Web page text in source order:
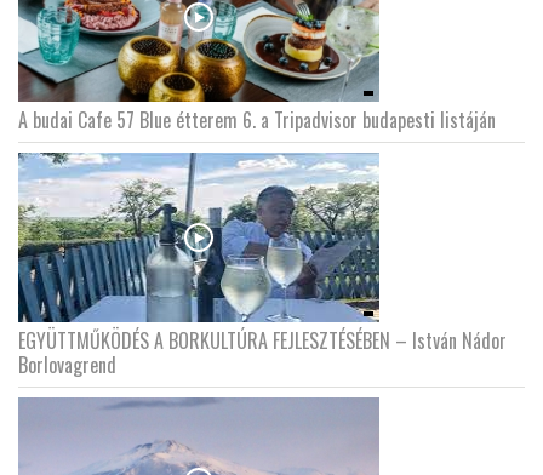
A budai Cafe 57 Blue étterem 6. a Tripadvisor budapesti listáján
EGYÜTTMŰKÖDÉS A BORKULTÚRA FEJLESZTÉSÉBEN – István Nádor
Borlovagrend